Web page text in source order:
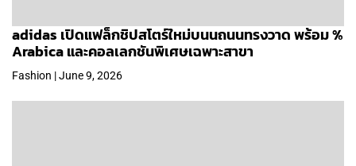
adidas เปิดแฟล็กชิปสโตร์ใหม่บนนถนนทรงวาด พร้อม %
Arabica และคอลเลกชันพิเศษเฉพาะสาขา
Fashion | June 9, 2026